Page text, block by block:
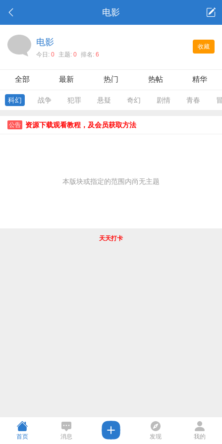
电影
收藏
电影
今日: 0 主题: 0 排名: 6
全部 最新 热门 热帖 精华
科幻 战争 犯罪 悬疑 奇幻 剧情 青春
公告 资源下载观看教程，及会员获取方法
本版块或指定的范围内尚无主题
天天打卡
首页 消息 发现 我的